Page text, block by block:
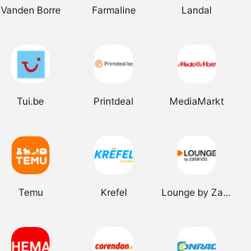
Vanden Borre Farmaline Landal
Tui.be Printdeal MediaMarkt
Temu Krefel Lounge by Zalando